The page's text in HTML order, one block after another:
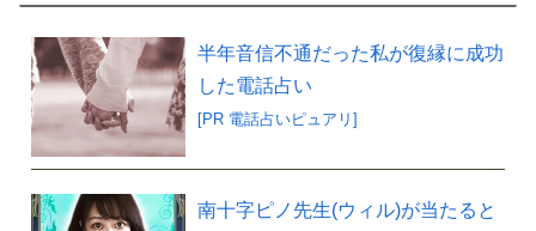
半年音信不通だった私が復縁に成功
した電話占い
[PR 電話占いピュアリ]
南十字ピノ先生(ウィル)が当たると